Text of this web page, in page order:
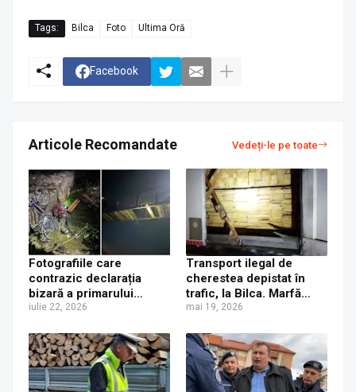
Tags: Bilca Foto Ultima Oră
Facebook
Articole Recomandate Vedeți-le pe toate
Fotografiile care
contrazic declarația
bizară a primarului
privind o „mână
tânărului decedat după
ce a căzut de pe puntea
dintre Vicovu de Jos și
Bilca
iulie 22, 2026
Transport ilegal de
cherestea depistat în
trafic, la Bilca. Marfă
confiscată și amendă
mai 19, 2026